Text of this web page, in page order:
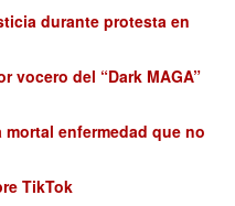
durante protesta en
vocero del “Dark MAGA”
enfermedad que no
TikTok